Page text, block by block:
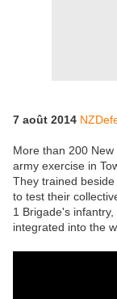
7 août 2014
More than 200
army exercise in
They trained
to test their
1 Brigade's
integrated into the